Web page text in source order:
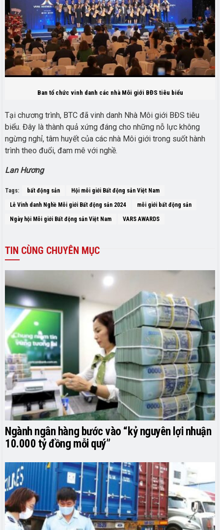
Ban tổ chức vinh danh các nhà Môi giới BĐS tiêu biểu
Tại chương trình, BTC đã vinh danh Nhà Môi giới BĐS tiêu
biểu. Đây là thành quả xứng đáng cho những nỗ lực không
ngừng nghỉ, tâm huyết của các nhà Môi giới trong suốt hành
trình theo đuổi, đam mê với nghề.
Lan Hương
Tags: bất động sản Hội môi giới Bất động sản Việt Nam
Lễ Vinh danh Nghề Môi giới Bất động sản 2024 môi giới bất động sản
Ngày hội Môi giới Bất động sản Việt Nam VARS AWARDS
TIN CÙNG CHUYÊN MỤC
Ngành ngân hàng bước vào “kỷ nguyên lợi nhuận
10.000 tỷ đồng mỗi quý”